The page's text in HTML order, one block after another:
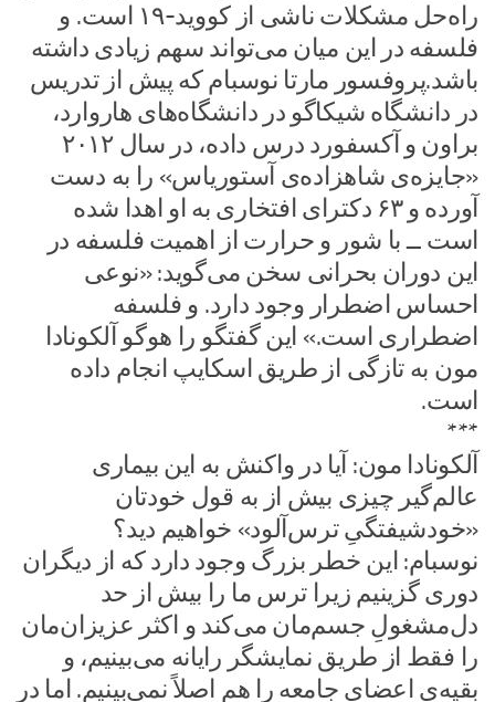
راه‌حل مشکلات ناشی از کووید-۱۹ است. و
فلسفه در این میان می‌تواند سهم زیادی داشته
باشد.پروفسور مارتا نوسبام ‌که پیش از تدریس
در دانشگاه شیکاگو در دانشگاه‌های هاروارد،
براون و آکسفورد درس داده، در سال ۲۰۱۲
«جایزه‌ی شاهزاده‌ی آستوریاس» را به دست
آورده و ۶۳ دکترای افتخاری به او اهدا شده
است ــ با شور و حرارت از اهمیت فلسفه در
این دوران بحرانی سخن می‌گوید: «نوعی
احساس اضطرار وجود دارد. و فلسفه
اضطراری است.» این گفتگو را هوگو آلکونادا
مون به تازگی از طریق اسکایپ انجام داده
است.
***
آلکونادا مون: آیا در واکنش به این بیماری
عالم‌گیر چیزی بیش از به قول خودتان
«خودشیفتگیِ ترس‌آلود» خواهیم دید؟
نوسبام: این خطر بزرگ وجود دارد که از دیگران
دوری گزینیم زیرا ترس ما را بیش از حد
دل‌مشغولِ جسم‌مان می‌کند و اکثر عزیزان‌مان
را فقط از طریق نمایشگر رایانه می‌بینیم، و
بقیه‌ی اعضای جامعه را هم اصلاً نمی‌بینیم. اما در